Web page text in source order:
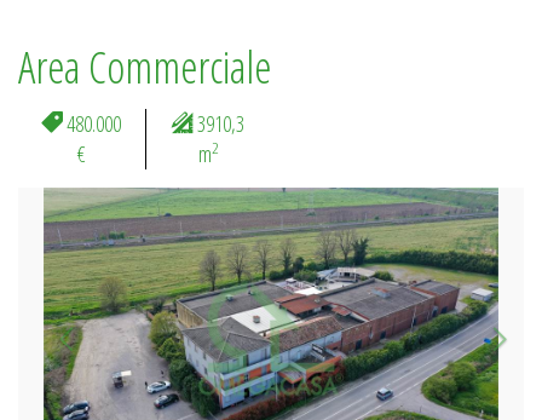
Area Commerciale
480.000
€
3910,3
m2
Previous Next